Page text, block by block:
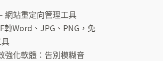
網站重定向管理工具
轉Word、JPG、PNG，免
強化軟體：告別模糊音